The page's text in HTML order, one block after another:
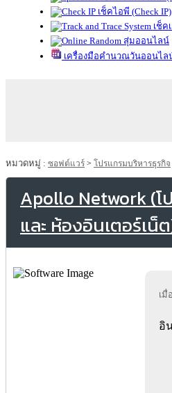
เช็คไอพี (Check IP)
เช็ค
สุ่มออนไลน์
เครื่องมือคำนวณวันออนไล
หมวดหมู่ : ซอฟต์แวร์ > โปรแกรมบริหารธุรกิจ
Apollo Network (
และ ห้องอินเตอร์เน็
เมื่
อิ